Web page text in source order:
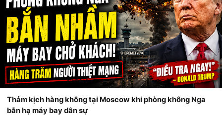
Thảm kịch hàng không tại Moscow khi phòng không Nga
bắn hạ máy bay dân sự